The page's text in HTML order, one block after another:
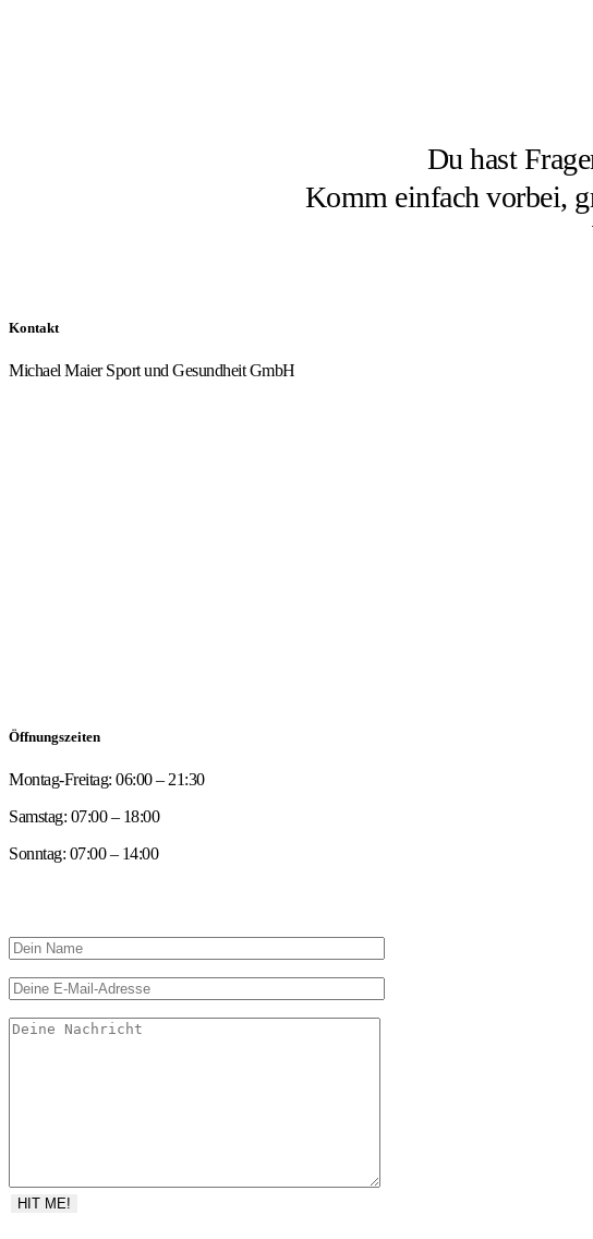
Du hast
Komm einfach vorbei,
Kontakt
Michael Maier Sport und Gesundheit GmbH
Öffnungszeiten
Montag-Freitag: 06:00 – 21:30
Samstag: 07:00 – 18:00
Sonntag: 07:00 – 14:00